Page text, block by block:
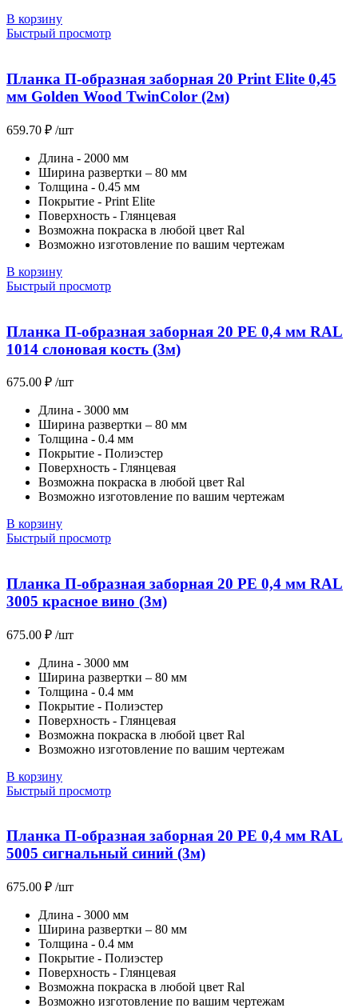
В корзину
Быстрый просмотр
Планка П-образная заборная 20 Print Elite 0,45
мм Golden Wood TwinColor (2м)
659.70 ₽ /шт
Длина - 2000 мм
Ширина развертки – 80 мм
Толщина - 0.45 мм
Покрытие - Print Elite
Поверхность - Глянцевая
Возможна покраска в любой цвет Ral
Возможно изготовление по вашим чертежам
В корзину
Быстрый просмотр
Планка П-образная заборная 20 PE 0,4 мм RAL
1014 слоновая кость (3м)
675.00 ₽ /шт
Длина - 3000 мм
Ширина развертки – 80 мм
Толщина - 0.4 мм
Покрытие - Полиэстер
Поверхность - Глянцевая
Возможна покраска в любой цвет Ral
Возможно изготовление по вашим чертежам
В корзину
Быстрый просмотр
Планка П-образная заборная 20 PE 0,4 мм RAL
3005 красное вино (3м)
675.00 ₽ /шт
Длина - 3000 мм
Ширина развертки – 80 мм
Толщина - 0.4 мм
Покрытие - Полиэстер
Поверхность - Глянцевая
Возможна покраска в любой цвет Ral
Возможно изготовление по вашим чертежам
В корзину
Быстрый просмотр
Планка П-образная заборная 20 PE 0,4 мм RAL
5005 сигнальный синий (3м)
675.00 ₽ /шт
Длина - 3000 мм
Ширина развертки – 80 мм
Толщина - 0.4 мм
Покрытие - Полиэстер
Поверхность - Глянцевая
Возможна покраска в любой цвет Ral
Возможно изготовление по вашим чертежам